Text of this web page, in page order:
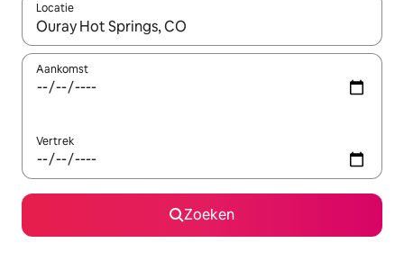
Locatie
Wanneer er suggesties beschikbaar zijn, maak je een keuze
Aankomst
Vertrek
Zoeken